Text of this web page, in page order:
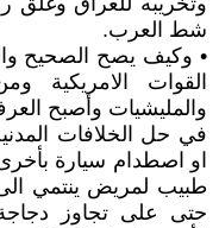
شط العرب.
• وكيف يصح الصحيح
القوات الامريكية
والمليشيات وأصبح
في حل الخلافات
او اصطدام سيارة
طبيب لمريض ينتمي
حتى على تجاوز